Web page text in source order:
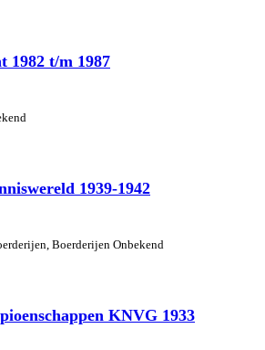
1982 t/m 1987
1939-1942
Boerderijen Onbekend
KNVG 1933